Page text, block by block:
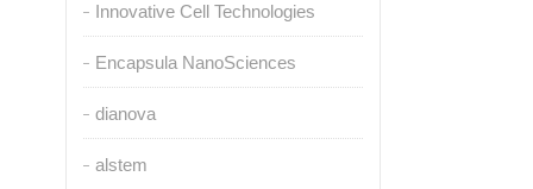
Innovative Cell Technologies
Encapsula NanoSciences
dianova
alstem